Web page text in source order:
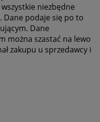
niezbędne
podaje się po to
Dane
można szastać na lewo
zakupu u sprzedawcy i